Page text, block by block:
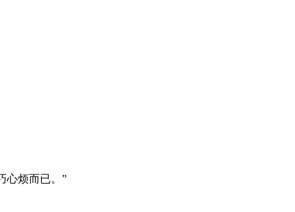
心烦而已。”